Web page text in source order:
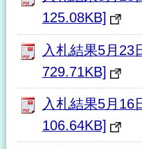
125.08KB]
入札結果5月23
729.71KB]
入札結果5月16
106.64KB]